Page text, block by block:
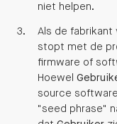
niet helpen.
Als de
stopt met de
firmware of
Hoewel
source
"seed phrase"